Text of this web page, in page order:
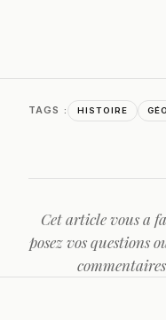
TAGS : HISTOIRE
Cet article vous a
posez vos questions